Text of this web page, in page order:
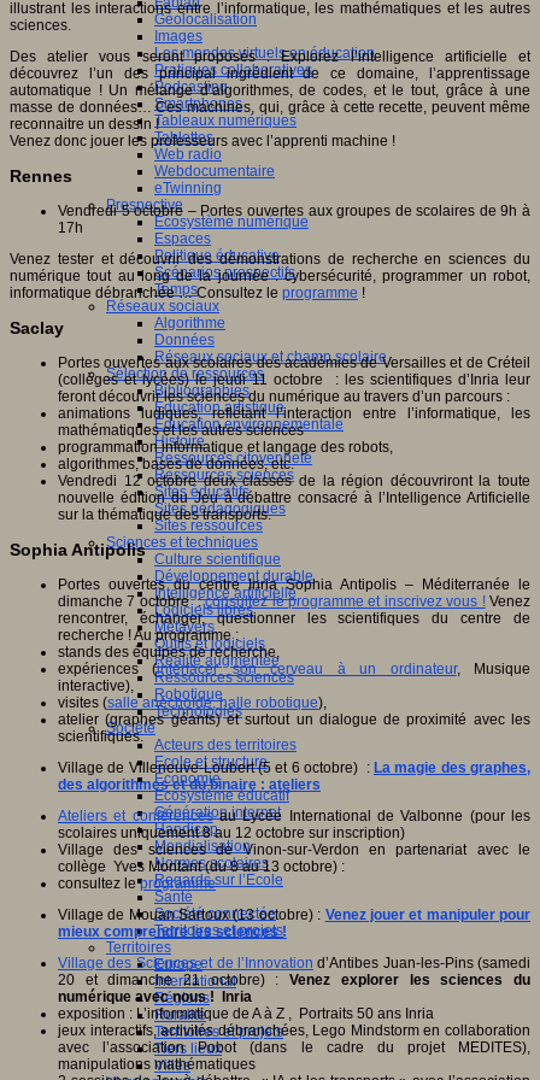
Géolocalisation
Images
Les mondes virtuels en éducation
Pratiques collaboratives
Podcasting
Smartphones
Tableaux numériques
Tablettes
Web radio
Webdocumentaire
eTwinning
Prospective
Ecosystème numérique
Espaces
Politique éducative
Scénarios prospectifs
Temps
Réseaux sociaux
Algorithme
Données
Réseaux sociaux et champ scolaire
Sélection de ressources
Bibliographies
Education artistique
Education environnementale
Histoire
Ressources citoyenneté
Ressources sciences
Sites éducatifs
Sites pédagogiques
Sites ressources
Sciences et techniques
Culture scientifique
Développement durable
Intelligence artificielle
Logiciels libres
Métavers
Outils et logiciels
Réalité augmentée
Ressources sciences
Robotique
Technologies
Société
Acteurs des territoires
Ecole et structure
Economie
Ecosystème éducatif
Génération internet
Handicap
Mondialisation
Normes scolaires
Regards sur l’Ecole
Santé
Société connectée
Territoires et projets
Territoires
Europe
International
Régions
Ruralité
Territoires et projets
Tiers lieux
Villes
illustrant les interactions entre l’informatique, les mathématiques et les autres
sciences.
Des atelier vous seront proposés : Explorez l’intelligence artificielle et
découvrez l’un des principal ingrédient de ce domaine, l’apprentissage
automatique ! Un mélange d’algorithmes, de codes, et le tout, grâce à une
masse de données… Ces machines, qui, grâce à cette recette, peuvent même
reconnaitre un dessin !
Venez donc jouer les professeurs avec l’apprenti machine !
Rennes
Vendredi 5 octobre – Portes ouvertes aux groupes de scolaires de 9h à
17h
Venez tester et découvrir des démonstrations de recherche en sciences du
numérique tout au long de la journée : cybersécurité, programmer un robot,
informatique débranchée … Consultez le programme !
Saclay
Portes ouvertes aux scolaires des académies de Versailles et de Créteil
(collèges et lycées) le jeudi 11 octobre : les scientifiques d’Inria leur
feront découvrir les sciences du numérique au travers d’un parcours :
animations ludiques, reflétant l’interaction entre l’informatique, les
mathématiques et les autres sciences
programmation informatique et langage des robots,
algorithmes, bases de données, etc.
Vendredi 12 octobre deux classes de la région découvriront la toute
nouvelle édition du Jeu à débattre consacré à l’Intelligence Artificielle
sur la thématique des transports.
Sophia Antipolis
Portes ouvertes du centre Inria Sophia Antipolis – Méditerranée le
dimanche 7 octobre :consultez le programme et inscrivez vous !Venez
rencontrer, échanger, questionner les scientifiques du centre de
recherche ! Au programme :
stands des équipes de recherche,
expériences (interfacer son cerveau à un ordinateur, Musique
interactive),
visites (salle anéchoïde, halle robotique),
atelier (graphes géants) et surtout un dialogue de proximité avec les
scientifiques.
Village de Villeneuve-Loubert (5 et 6 octobre) : La magie des graphes,
des algorithmes et du binaire : ateliers
Ateliers et conférencesau Lycée International de Valbonne (pour les
scolaires uniquement 8 au 12 octobre sur inscription)
Village des sciences de Vinon-sur-Verdon en partenariat avec le
collège Yves Montant (du 8 au 13 octobre) :
consultez leprogramme
Village de Mouan Sartoux (13 octobre) : Venez jouer et manipuler pour
mieux comprendre les sciences !
Village des Sciences et de l’Innovation d’Antibes Juan-les-Pins (samedi
20 et dimanche 21 octobre) :Venez explorer les sciences du
numérique avec nous ! Inria
exposition : L’informatique de A à Z , Portraits 50 ans Inria
jeux interactifs, activités débranchées, Lego Mindstorm en collaboration
avec l’association Pobot (dans le cadre du projet MEDITES),
manipulations mathématiques